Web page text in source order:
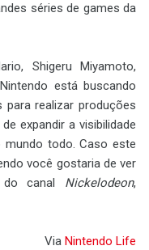
séries de games da
Shigeru Miyamoto,
está buscando
realizar produções
expandir a visibilidade
mundo todo. Caso este
você gostaria de ver
do canal Nickelodeon,
Via Nintendo Life